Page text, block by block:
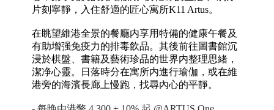
片刻寧靜，入住舒適的匠心寓所K11 Artus。
在眺望維港全景的餐廳内享用特備的健康午餐及
有助增强免疫力的排毒飲品。其後前往圖書館沉
浸於棋盤、書籍及藝術珍品的世界内整理思緒，
潔净心靈。日落時分在寓所内進行瑜伽，或在維
港旁的海濱長廊上慢跑，找尋內心的平靜。